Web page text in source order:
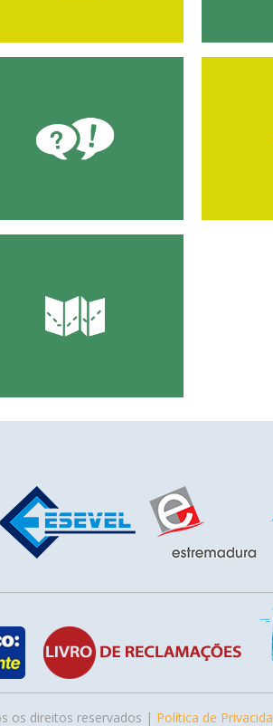
os direitos reservados | Política de